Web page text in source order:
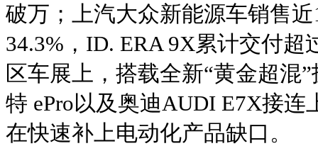
破万；上汽大众新能源车销售
34.3%，ID. ERA 9X累计交付超
区车展上，搭载全新“黄金超混
特 ePro以及奥迪AUDI E7X接
在快速补上电动化产品缺口。